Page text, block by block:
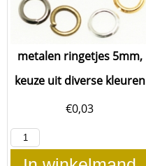
metalen ringetjes 5mm,
keuze uit diverse kleuren
€0,03